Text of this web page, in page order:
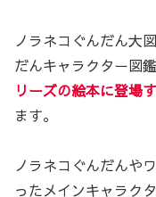
ノラネコぐんだん大
だんキャラクター図
リーズの絵本に登場
ます。
ノラネコぐんだんや
ったメインキャラク